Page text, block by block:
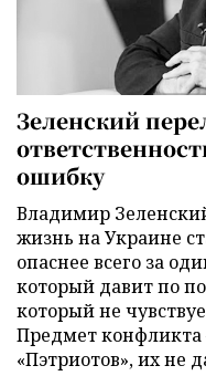
Зеленский
ошибку
Владимир
жизнь на Украине
опаснее всего за
который давит по
который не
Предмет конфликта
«Пэтриотов», их не